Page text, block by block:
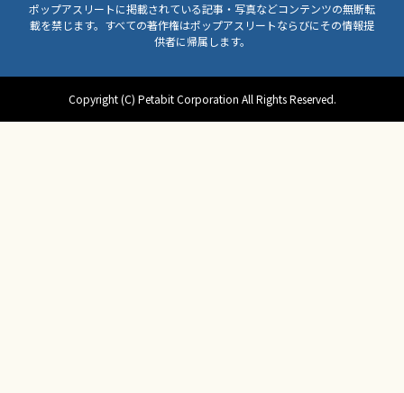
ポップアスリートに掲載されている記事・写真などコンテンツの無断転
載を禁じます。すべての著作権はポップアスリートならびにその情報提
供者に帰属します。
Copyright (C) Petabit Corporation All Rights Reserved.